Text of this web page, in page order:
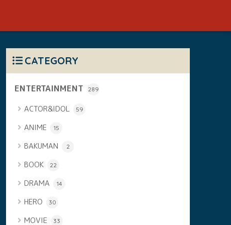
CATEGORY
ENTERTAINMENT 289
ACTOR&IDOL 59
ANIME 15
BAKUMAN 2
BOOK 22
DRAMA 14
HERO 30
MOVIE 33